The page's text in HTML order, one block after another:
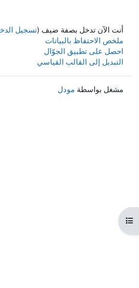
المقرر
أنت الآن تدخل بصفة ضيف (تسجيل
ملخص الاحتفاظ بالبيانات
احصل على تطبيق الجوّال
التبديل إلى القالب القياسي
مشغل بواسطة مودل